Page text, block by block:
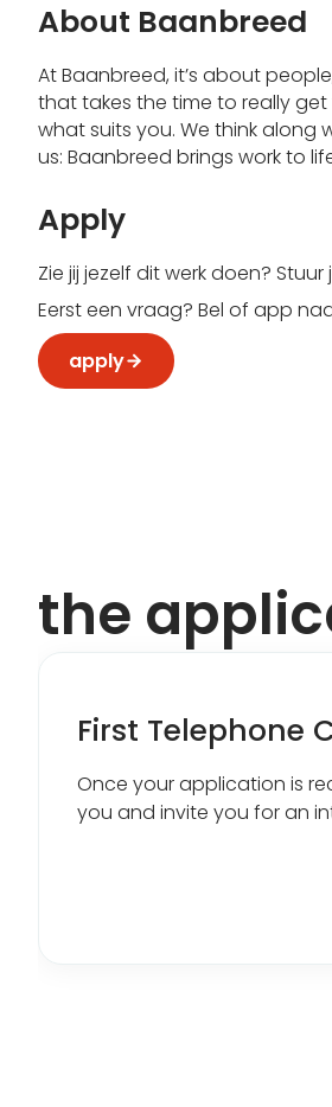
About Baanbreed
At Baanbreed, it’s about
that takes the time to really
what suits you. We think along
us: Baanbreed brings work to
Apply
Zie jij jezelf dit werk doen?
Eerst een vraag? Bel of app
apply
the
First Telephone
Once your application is
you and invite you for an